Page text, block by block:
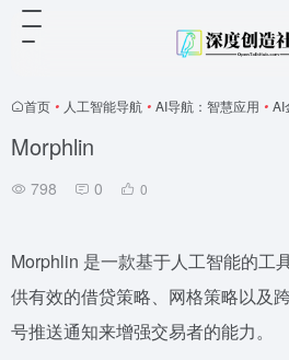
首页 • 人工智能导航 • AI导航：智慧应用 • AI
Morphlin
798 0 0
Morphlin 是一款基于人工智能的工
供有效的借贷策略、网格策略以及
号推送通知来增强交易者的能力。